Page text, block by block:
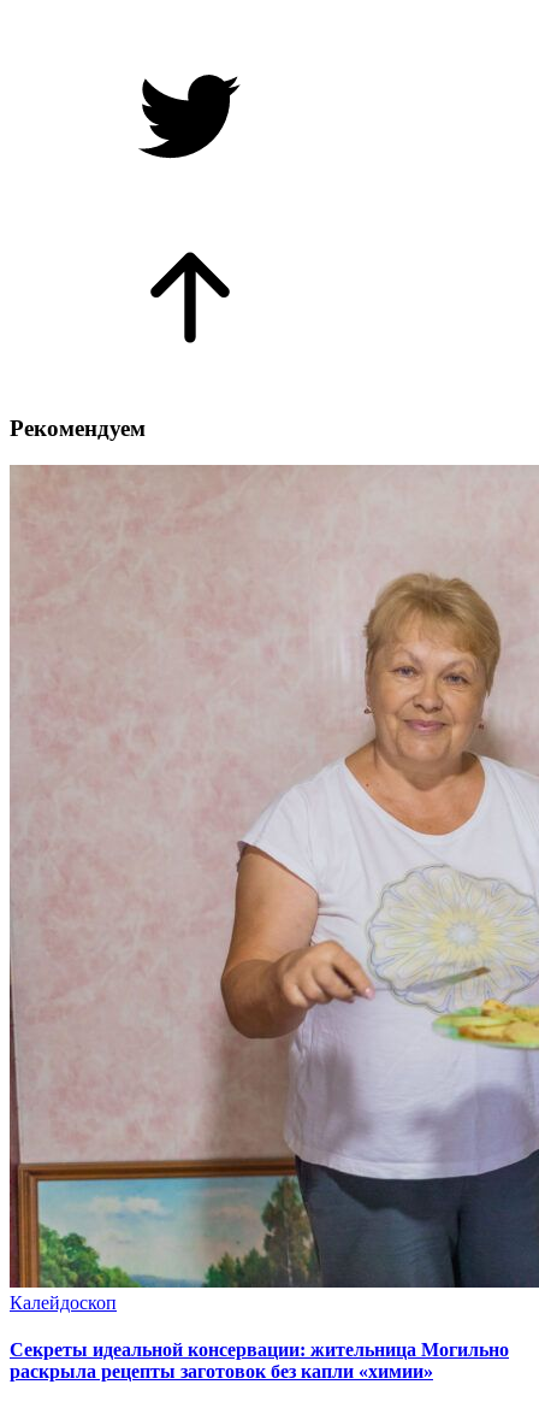
Рекомендуем
Калейдоскоп
Секреты идеальной консервации: жительница Могильно
раскрыла рецепты заготовок без капли «химии»